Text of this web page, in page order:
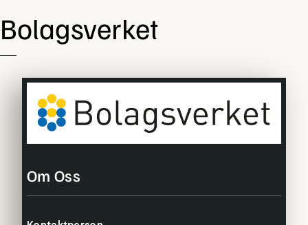
Bolagsverket
Om Oss